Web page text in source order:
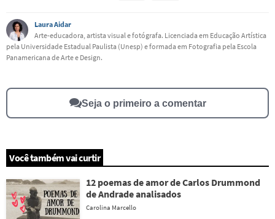
Este conteúdo contém informação incorreta
Este conteúdo não tem a informação que procuro
Laura Aidar
Arte-educadora, artista visual e fotógrafa. Licenciada em Educação Artística
pela Universidade Estadual Paulista (Unesp) e formada em Fotografia pela Escola
Panamericana de Arte e Design.
Seja o primeiro a comentar
Você também vai curtir
12 poemas de amor de Carlos Drummond
de Andrade analisados
Carolina Marcello